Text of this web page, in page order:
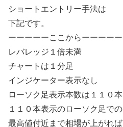
ショートエントリー手法は
下記です。
ーーーーーここからーーーーー
レバレッジ１倍未満
チャートは１分足
インジケーター表示なし
ローソク足表示本数は１１０本
１１０本表示のローソク足での
最高値付近まで相場が上がれば